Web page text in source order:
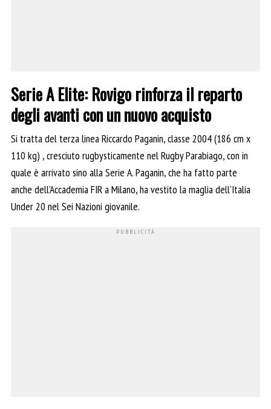
Serie A Elite: Rovigo rinforza il reparto
degli avanti con un nuovo acquisto
Si tratta del terza linea Riccardo Paganin, classe 2004 (186 cm x
110 kg) , cresciuto rugbysticamente nel Rugby Parabiago, con in
quale è arrivato sino alla Serie A. Paganin, che ha fatto parte
anche dell’Accademia FIR a Milano, ha vestito la maglia dell’Italia
Under 20 nel Sei Nazioni giovanile.